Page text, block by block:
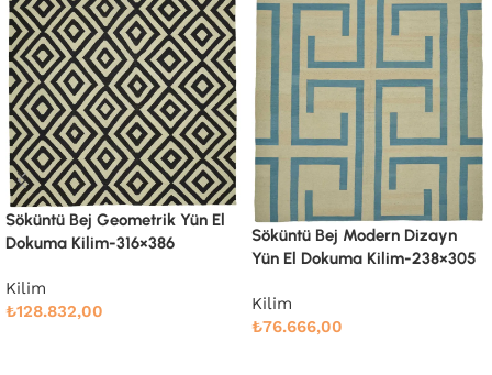
Söküntü Bej Modern Dizayn
Kilim
Söküntü Bej Modern Dizayn
Kilim
88.810,00